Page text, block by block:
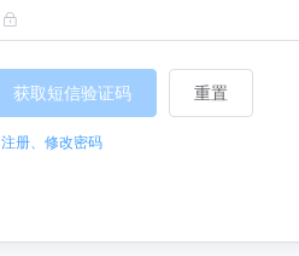
获取短信验证码 重置
注册、修改密码